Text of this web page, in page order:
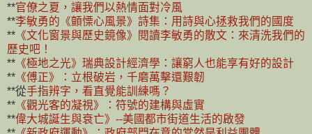
**官僚之夏，讓我們以熱情面對冷風
**李敏勇的《顫慄心風景》詩集：用詩與心拯救我們的國度
** 《文化窗景與歷史鏡像》閱讀李敏勇的散文：來清洗我們的
歷史吧！
** 《極地之光》瑞典設計經濟學：讓窮人也能享有好的設計
** 《傅正》：立根破岩，千磨萬擊還艱韌
**從手指辨字，看直覺能訓練嗎？
** 《觀光客的凝視》：符號的建構與虛實
**偉大城誕生與衰亡》--美國都市街道生活的啟發